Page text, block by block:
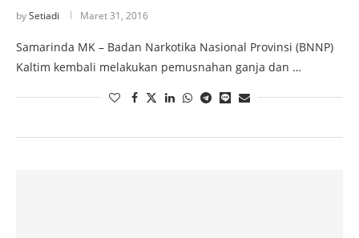
bySetiadi Maret 31, 2016
Samarinda MK – Badan Narkotika Nasional Provinsi (BNNP)
Kaltim kembali melakukan pemusnahan ganja dan …